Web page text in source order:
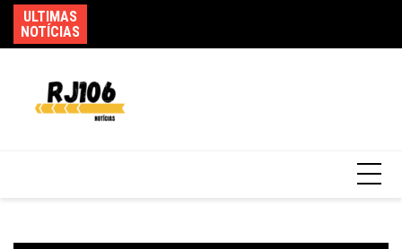
para
o
ULTIMAS
NOTÍCIAS